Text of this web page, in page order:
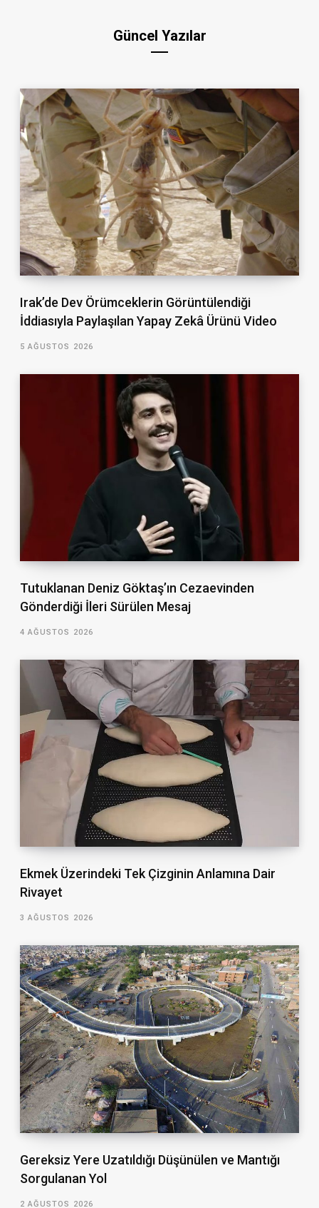
Güncel Yazılar
Irak’de Dev Örümceklerin Görüntülendiği
İddiasıyla Paylaşılan Yapay Zekâ Ürünü Video
5 AĞUSTOS 2026
Tutuklanan Deniz Göktaş’ın Cezaevinden
Gönderdiği İleri Sürülen Mesaj
4 AĞUSTOS 2026
Ekmek Üzerindeki Tek Çizginin Anlamına Dair
Rivayet
3 AĞUSTOS 2026
Gereksiz Yere Uzatıldığı Düşünülen ve Mantığı
Sorgulanan Yol
2 AĞUSTOS 2026